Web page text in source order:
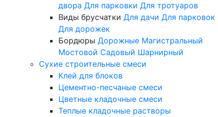
двора Для парковки Для тротуаров
Виды брусчатки Для дачи Для парковок
Для дорожек
Бордюры Дорожные Магистральный
Мостовой Садовый Шарнирный
Сухие строительные смеси
Клей для блоков
Цементно-песчаные смеси
Цветные кладочные смеси
Теплые кладочные растворы